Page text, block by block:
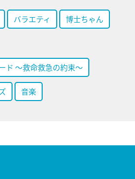
バラエティ 博士ちゃん
ド ～救命救急の約束～
音楽